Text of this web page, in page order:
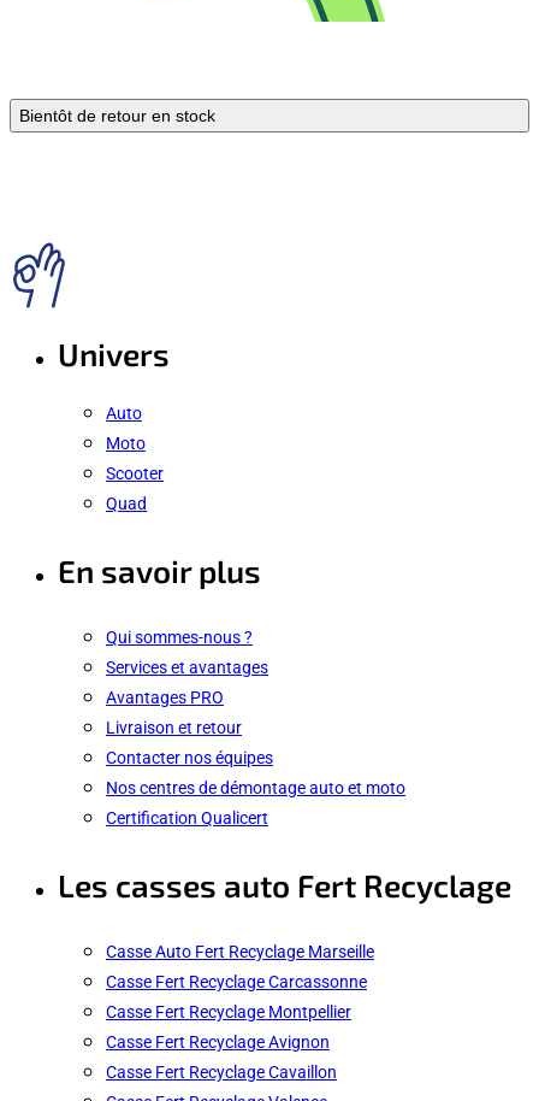
Bientôt de retour en stock
Univers
Auto
Moto
Scooter
Quad
En savoir plus
Qui sommes-nous ?
Services et avantages
Avantages PRO
Livraison et retour
Contacter nos équipes
Nos centres de démontage auto et moto
Certification Qualicert
Les casses auto Fert Recyclage
Casse Auto Fert Recyclage Marseille
Casse Fert Recyclage Carcassonne
Casse Fert Recyclage Montpellier
Casse Fert Recyclage Avignon
Casse Fert Recyclage Cavaillon